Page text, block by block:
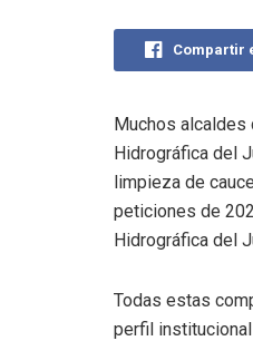
Compartir
Muchos alcaldes
Hidrográfica del
limpieza de
peticiones de
Hidrográfica del
Todas estas
perfil institucional